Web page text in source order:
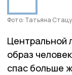
Фото: Татьяна
Центральной
образ
спас больше